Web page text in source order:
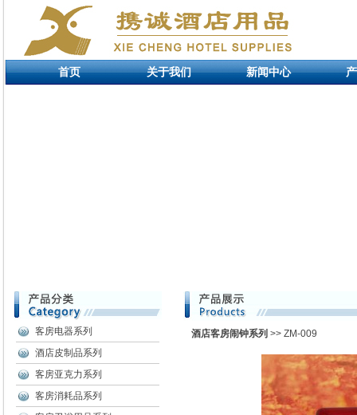
首页 关于我们 新闻中心
客房电器系列
酒店皮制品系列
客房亚克力系列
客房消耗品系列
酒店客房闹钟系列 >> ZM-009